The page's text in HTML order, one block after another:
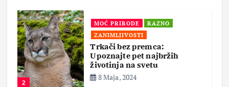
2
MOĆ PRIRODE
RAZNO
ZANIMLJIVOSTI
Trkači bez premca:
Upoznajte pet najbržih
životinja na svetu
8 Maja, 2024